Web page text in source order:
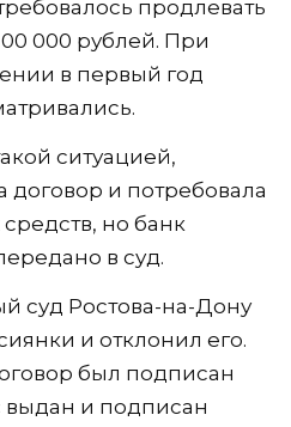
продлевать
000 рублей. При
в первый год
ситуацией,
договор и потребовала
но банк
в суд.
суд Ростова-на-Дону
и отклонил его.
был подписан
выдан и подписан